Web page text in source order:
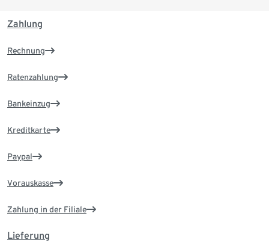
Zahlung
Rechnung
Ratenzahlung
Bankeinzug
Kreditkarte
Paypal
Vorauskasse
Zahlung in der Filiale
Lieferung